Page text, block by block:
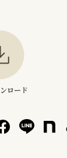
ロード